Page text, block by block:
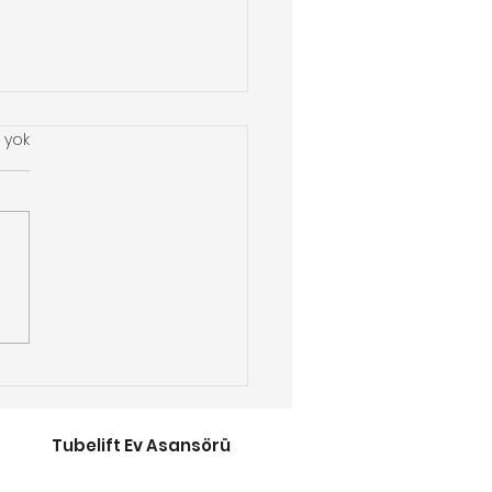
ile Tanışın
Tubelift Ev Asansörü